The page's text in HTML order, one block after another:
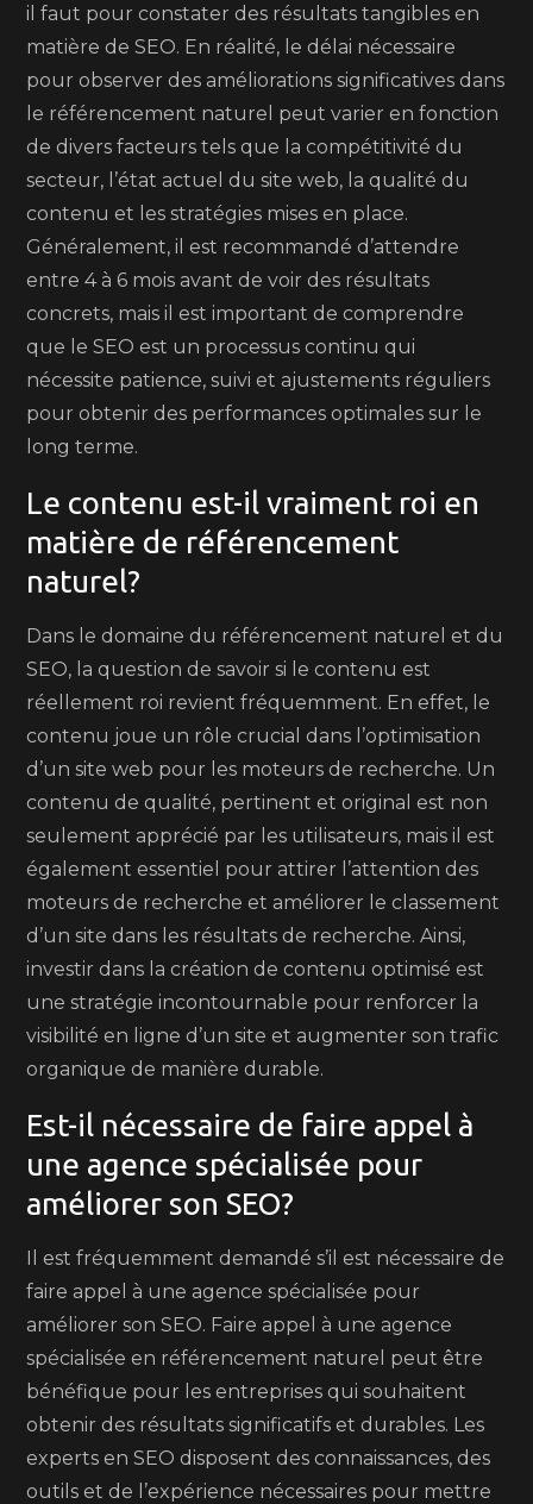
il faut pour constater des résultats tangibles en
matière de SEO. En réalité, le délai nécessaire
pour observer des améliorations significatives dans
le référencement naturel peut varier en fonction
de divers facteurs tels que la compétitivité du
secteur, l’état actuel du site web, la qualité du
contenu et les stratégies mises en place.
Généralement, il est recommandé d’attendre
entre 4 à 6 mois avant de voir des résultats
concrets, mais il est important de comprendre
que le SEO est un processus continu qui
nécessite patience, suivi et ajustements réguliers
pour obtenir des performances optimales sur le
long terme.
Le contenu est-il vraiment roi en
matière de référencement
naturel?
Dans le domaine du référencement naturel et du
SEO, la question de savoir si le contenu est
réellement roi revient fréquemment. En effet, le
contenu joue un rôle crucial dans l’optimisation
d’un site web pour les moteurs de recherche. Un
contenu de qualité, pertinent et original est non
seulement apprécié par les utilisateurs, mais il est
également essentiel pour attirer l’attention des
moteurs de recherche et améliorer le classement
d’un site dans les résultats de recherche. Ainsi,
investir dans la création de contenu optimisé est
une stratégie incontournable pour renforcer la
visibilité en ligne d’un site et augmenter son trafic
organique de manière durable.
Est-il nécessaire de faire appel à
une agence spécialisée pour
améliorer son SEO?
Il est fréquemment demandé s’il est nécessaire de
faire appel à une agence spécialisée pour
améliorer son SEO. Faire appel à une agence
spécialisée en référencement naturel peut être
bénéfique pour les entreprises qui souhaitent
obtenir des résultats significatifs et durables. Les
experts en SEO disposent des connaissances, des
outils et de l’expérience nécessaires pour mettre